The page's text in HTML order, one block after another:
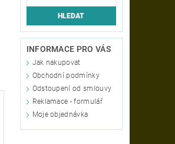
INFORMACE PRO VÁS
Jak nakupovat
Obchodní podmínky
Odstoupení od smlouvy
Reklamace - formulář
Moje objednávka